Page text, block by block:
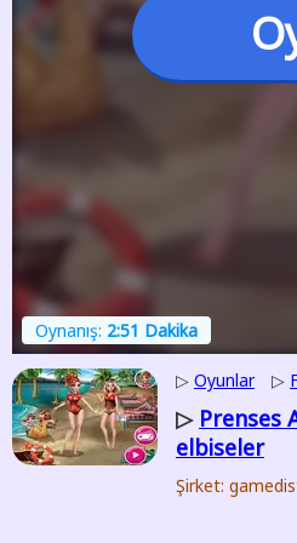
Oynanış: 2:51 Dakika
▷ Oyunlar ▷
▷ Prenses
elbiseler
Şirket: